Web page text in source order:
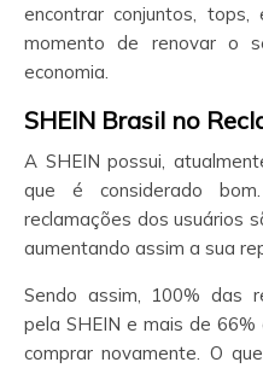
encontrar conjuntos,
momento de renovar o
economia.
SHEIN Brasil no
A SHEIN possui,
que é considerado
reclamações dos usuários
aumentando assim a sua
Sendo assim, 100% das
pela SHEIN e mais de
comprar novamente. O